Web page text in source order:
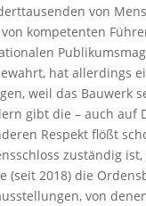
von
kompetenten
hat allerdings
weil das Bauwerk
gibt die – auch auf
Respekt flößt
zuständig
(seit 2018) die
von